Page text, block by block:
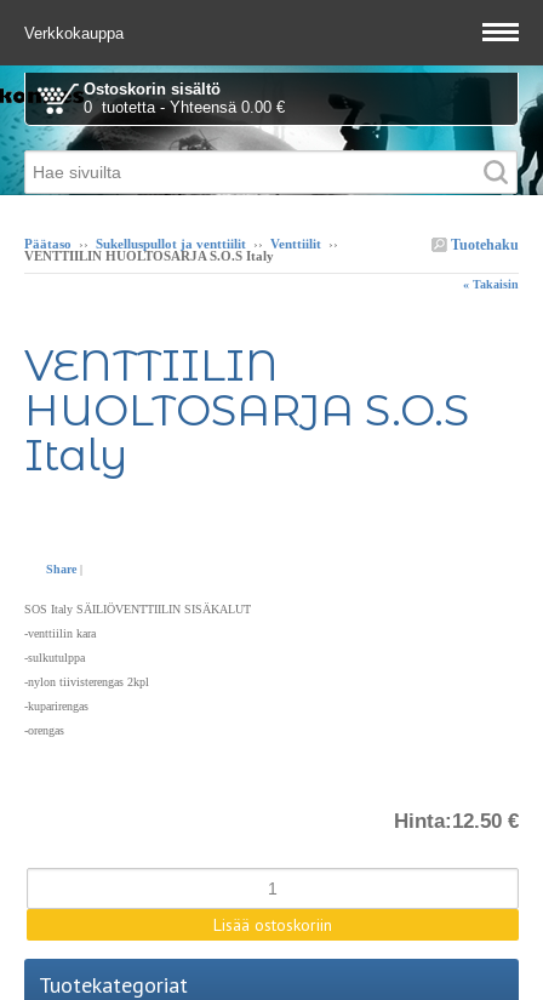
Verkkokauppa
Ostoskorin sisältö
0 tuotetta - Yhteensä 0.00 €
Tuotehaku
Päätaso ›› Sukelluspullot ja venttiilit ›› Venttiilit ››
VENTTIILIN HUOLTOSARJA S.O.S Italy
« Takaisin
VENTTIILIN
HUOLTOSARJA S.O.S
Italy
Share |
SOS Italy SÄILIÖVENTTIILIN SISÄKALUT
-venttiilin kara
-sulkutulppa
-nylon tiivisterengas 2kpl
-kuparirengas
-orengas
Hinta:12.50 €
Tuotekategoriat